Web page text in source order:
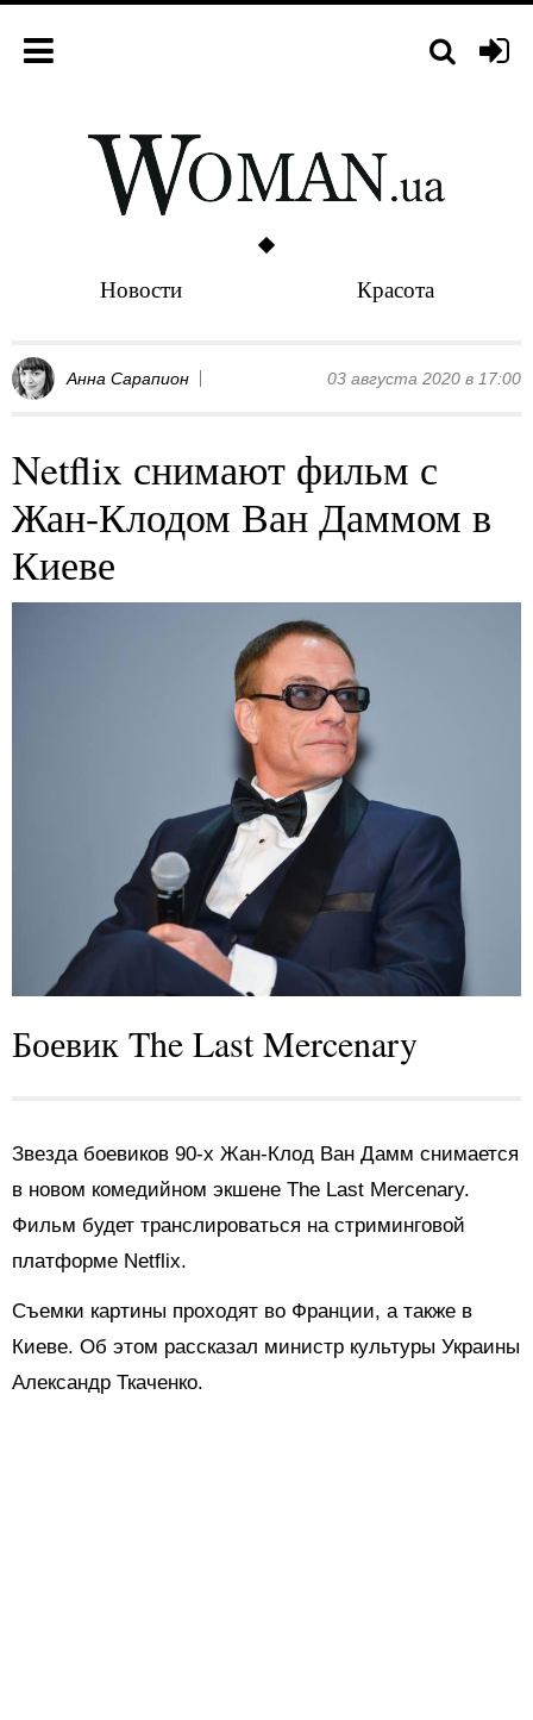
Новости Красота
Анна Сарапион 03 августа 2020 в 17:00
Netflix снимают фильм с
Жан-Клодом Ван Даммом в
Киеве
Боевик The Last Mercenary
Звезда боевиков 90-х Жан-Клод Ван Дамм снимается
в новом комедийном экшене The Last Mercenary.
Фильм будет транслироваться на стриминговой
платформе Netflix.
Съемки картины проходят во Франции, а также в
Киеве. Об этом рассказал министр культуры Украины
Александр Ткаченко.